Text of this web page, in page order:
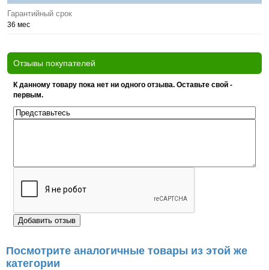
Гарантийный срок
36 мес
Отзывы покупателей
К данному товару пока нет ни одного отзыва. Оставьте свой -
первым.
Посмотрите аналогичные товары из этой же
категории